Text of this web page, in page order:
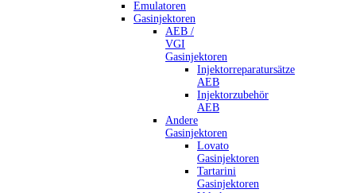
Emulatoren
Gasinjektoren
AEB /
VGI
Gasinjektoren
Injektorreparatursätze
AEB
Injektorzubehör
AEB
Andere
Gasinjektoren
Lovato
Gasinjektoren
Tartarini
Gasinjektoren